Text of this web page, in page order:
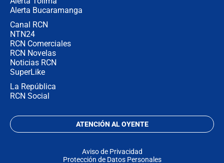
Alerta Bucaramanga
Canal RCN
NTN24
RCN Comerciales
RCN Novelas
Noticias RCN
SuperLike
La República
RCN Social
ATENCIÓN AL OYENTE
Aviso de Privacidad
Protección de Datos Personales